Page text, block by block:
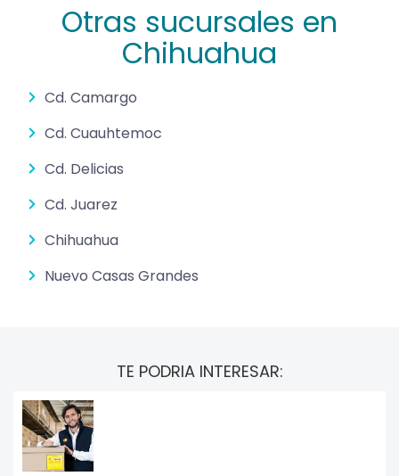
Otras sucursales en
Chihuahua
Cd. Camargo
Cd. Cuauhtemoc
Cd. Delicias
Cd. Juarez
Chihuahua
Nuevo Casas Grandes
TE PODRIA INTERESAR: